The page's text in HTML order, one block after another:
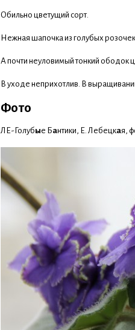
Обильно цветущий сорт.
Нежная шапочка из голубых
А почти неуловимый тонкий ободок
В уходе неприхотлив. В
Фото
ЛЕ-Голубые Бантики, Е. Лебецкая,